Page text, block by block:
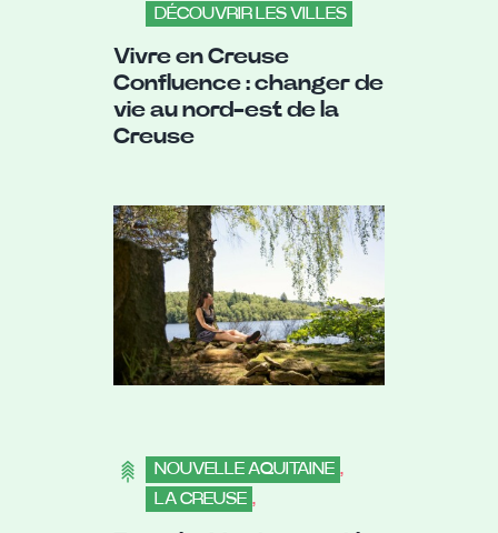
DÉCOUVRIR LES VILLES
Vivre en Creuse
Confluence : changer de
vie au nord-est de la
Creuse
NOUVELLE AQUITAINE ,
LA CREUSE ,
DÉCOUVRIR LES VILLES